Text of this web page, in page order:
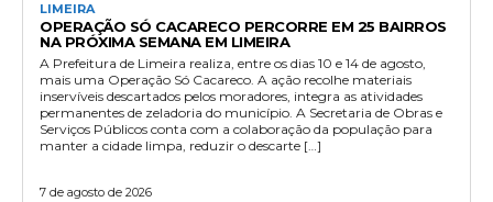
LIMEIRA
OPERAÇÃO SÓ CACARECO PERCORRE EM 25 BAIRROS
NA PRÓXIMA SEMANA EM LIMEIRA
A Prefeitura de Limeira realiza, entre os dias 10 e 14 de agosto,
mais uma Operação Só Cacareco. A ação recolhe materiais
inservíveis descartados pelos moradores, integra as atividades
permanentes de zeladoria do município. A Secretaria de Obras e
Serviços Públicos conta com a colaboração da população para
manter a cidade limpa, reduzir o descarte […]
7 de agosto de 2026